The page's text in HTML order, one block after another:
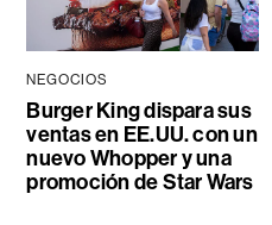
NEGOCIOS
Burger King dispara sus
ventas en EE.UU. con un
nuevo Whopper y una
promoción de Star Wars